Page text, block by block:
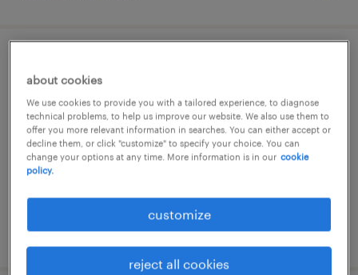
葉配属エリア社員）（正社員）（千葉県）
千葉, 千葉県
permanent
¥4,480,000 - ¥6,910,000 per year, 年収448 ～
691万円
posted 30 july 2026
about cookies
We use cookies to provide you with a tailored experience, to diagnose
technical problems, to help us improve our website. We also use them to
offer you more relevant information in searches. You can either accept or
decline them, or click "customize" to specify your choice. You can
change your options at any time. More information is in our cookie
policy.
customize
reject all cookies